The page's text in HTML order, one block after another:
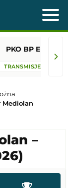
TRANSMISJE
Mediolan
–